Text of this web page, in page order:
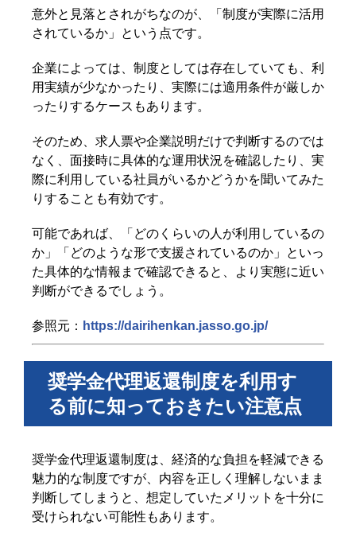
意外と見落とされがちなのが、「制度が実際に活用
されているか」という点です。
企業によっては、制度としては存在していても、利
用実績が少なかったり、実際には適用条件が厳しか
ったりするケースもあります。
そのため、求人票や企業説明だけで判断するのでは
なく、面接時に具体的な運用状況を確認したり、実
際に利用している社員がいるかどうかを聞いてみた
りすることも有効です。
可能であれば、「どのくらいの人が利用しているの
か」「どのような形で支援されているのか」といっ
た具体的な情報まで確認できると、より実態に近い
判断ができるでしょう。
参照元： https://dairihenkan.jasso.go.jp/
奨学金代理返還制度を利用す
る前に知っておきたい注意点
奨学金代理返還制度は、経済的な負担を軽減できる
魅力的な制度ですが、内容を正しく理解しないまま
判断してしまうと、想定していたメリットを十分に
受けられない可能性もあります。